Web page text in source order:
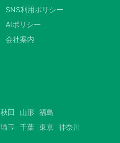
SNS利用ポリシー
AIポリシー
会社案内
秋田 山形 福島
埼玉 千葉 東京 神奈川